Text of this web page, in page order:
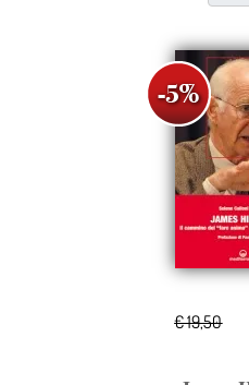
€ 19,50